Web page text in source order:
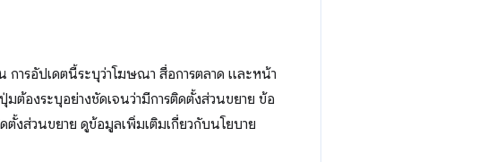
การอัปเดตนี้ระบุว่าโฆษณา สื่อการตลาด และหน้า
ต้องระบุอย่างชัดเจนว่ามีการติดตั้งส่วนขยาย ข้อ
งส่วนขยาย ดูข้อมูลเพิ่มเติมเกี่ยวกับนโยบาย